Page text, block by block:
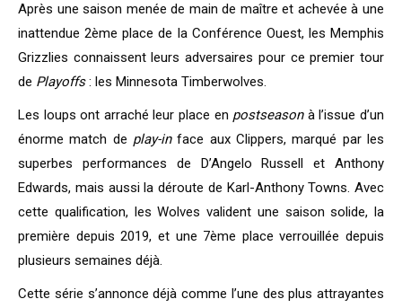
Après une saison menée de main de maître et achevée à une
inattendue 2ème place de la Conférence Ouest, les Memphis
Grizzlies connaissent leurs adversaires pour ce premier tour
de Playoffs: les Minnesota Timberwolves.
Les loups ont arraché leur place en postseasonà l’issue d’un
énorme match de play-inface aux Clippers, marqué par les
superbes performances de D’Angelo Russell et Anthony
Edwards, mais aussi la déroute de Karl-Anthony Towns. Avec
cette qualification, les Wolves valident une saison solide, la
première depuis 2019, et une 7ème place verrouillée depuis
plusieurs semaines déjà.
Cette série s’annonce déjà comme l’une des plus attrayantes